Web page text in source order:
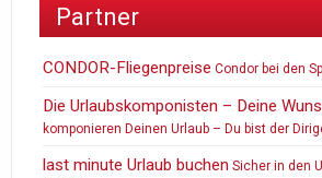
Partner
CONDOR-Fliegenpreise Condor bei den
Die Urlaubskomponisten – Deine
komponieren Deinen Urlaub – Du bist der
last minute Urlaub buchen Sicher in den